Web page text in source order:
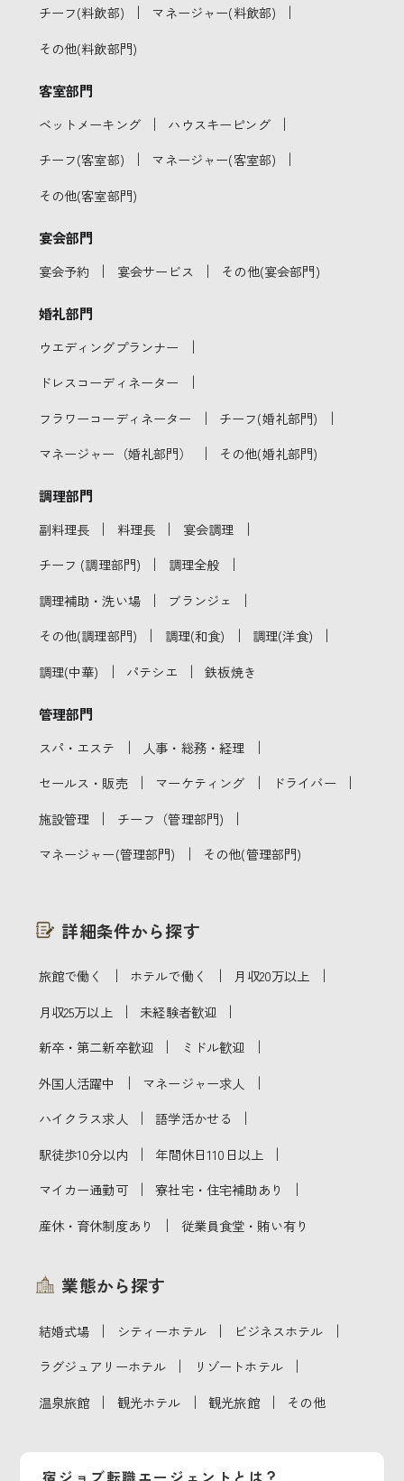
チーフ(料飲部) ｜ マネージャー(料飲部) ｜
その他(料飲部門)
客室部門
ベットメーキング ｜ ハウスキーピング ｜
チーフ(客室部) ｜ マネージャー(客室部) ｜
その他(客室部門)
宴会部門
宴会予約 ｜ 宴会サービス ｜ その他(宴会部門)
婚礼部門
ウエディングプランナー ｜
ドレスコーディネーター ｜
フラワーコーディネーター ｜ チーフ(婚礼部門) ｜
マネージャー（婚礼部門） ｜ その他(婚礼部門)
調理部門
副料理長 ｜ 料理長 ｜ 宴会調理 ｜
チーフ (調理部門) ｜ 調理全般 ｜
調理補助・洗い場 ｜ ブランジェ ｜
その他(調理部門) ｜ 調理(和食) ｜ 調理(洋食) ｜
調理(中華) ｜ パテシエ ｜ 鉄板焼き
管理部門
スパ・エステ ｜ 人事・総務・経理 ｜
セールス・販売 ｜ マーケティング ｜ ドライバー ｜
施設管理 ｜ チーフ（管理部門) ｜
マネージャー(管理部門) ｜ その他(管理部門)
詳細条件から探す
旅館で働く ｜ ホテルで働く ｜ 月収20万以上 ｜
月収25万以上 ｜ 未経験者歓迎 ｜
新卒・第二新卒歓迎 ｜ ミドル歓迎 ｜
外国人活躍中 ｜ マネージャー求人 ｜
ハイクラス求人 ｜ 語学活かせる ｜
駅徒歩10分以内 ｜ 年間休日110日以上 ｜
マイカー通勤可 ｜ 寮社宅・住宅補助あり ｜
産休・育休制度あり ｜ 従業員食堂・賄い有り
業態から探す
結婚式場 ｜ シティーホテル ｜ ビジネスホテル ｜
ラグジュアリーホテル ｜ リゾートホテル ｜
温泉旅館 ｜ 観光ホテル ｜ 観光旅館 ｜ その他